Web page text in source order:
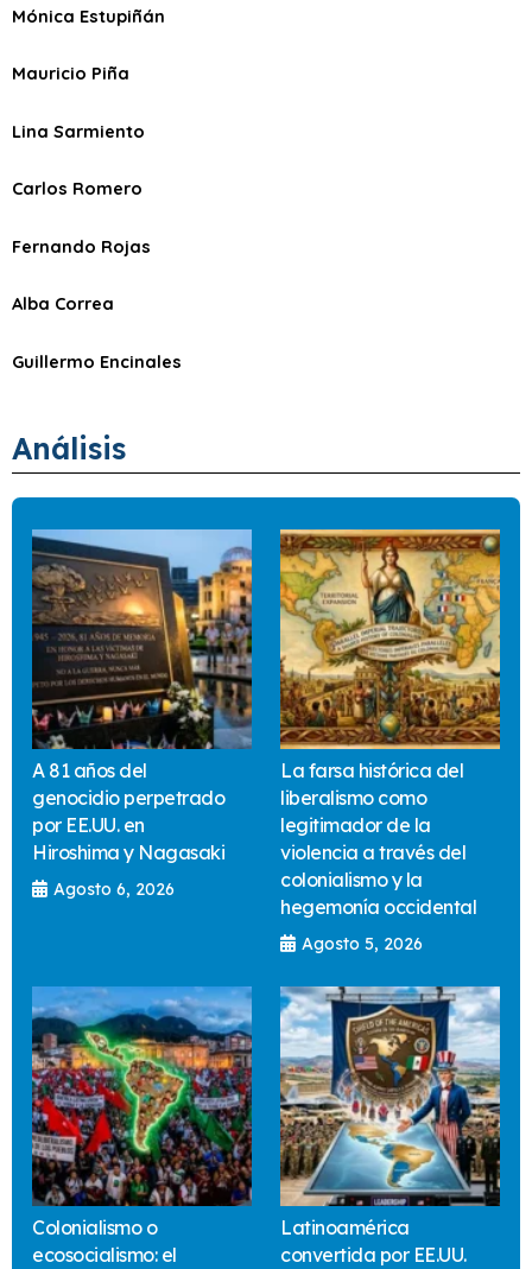
Mónica Estupiñán
Mauricio Piña
Lina Sarmiento
Carlos Romero
Fernando Rojas
Alba Correa
Guillermo Encinales
Análisis
A 81 años del
genocidio perpetrado
por EE.UU. en
Hiroshima y Nagasaki
Agosto 6, 2026
La farsa histórica del
liberalismo como
legitimador de la
violencia a través del
colonialismo y la
hegemonía occidental
Agosto 5, 2026
Colonialismo o
ecosocialismo: el
Latinoamérica
convertida por EE.UU.